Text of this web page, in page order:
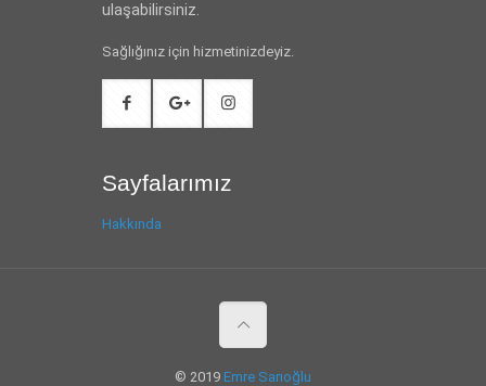
ulaşabilirsiniz.
Sağlığınız için hizmetinizdeyiz.
Sayfalarımız
Hakkında
© 2019 Emre Sarıoğlu